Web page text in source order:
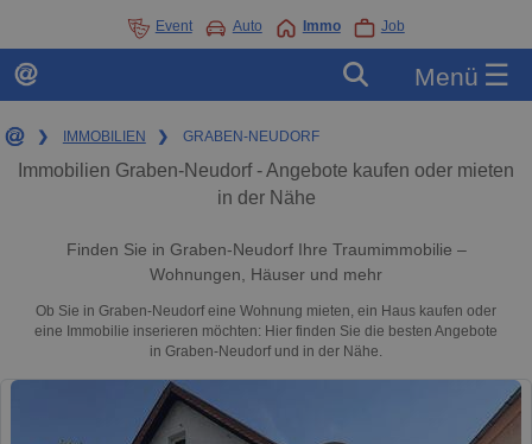
Event Auto Immo Job
Menü ☰
❯ IMMOBILIEN ❯ GRABEN-NEUDORF
Immobilien Graben-Neudorf - Angebote kaufen oder mieten
in der Nähe
Finden Sie in Graben-Neudorf Ihre Traumimmobilie –
Wohnungen, Häuser und mehr
Ob Sie in Graben-Neudorf eine Wohnung mieten, ein Haus kaufen oder
eine Immobilie inserieren möchten: Hier finden Sie die besten Angebote
in Graben-Neudorf und in der Nähe.